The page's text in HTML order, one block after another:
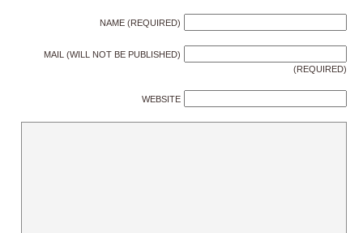
NAME (REQUIRED)
MAIL (WILL NOT BE PUBLISHED)
(REQUIRED)
WEBSITE